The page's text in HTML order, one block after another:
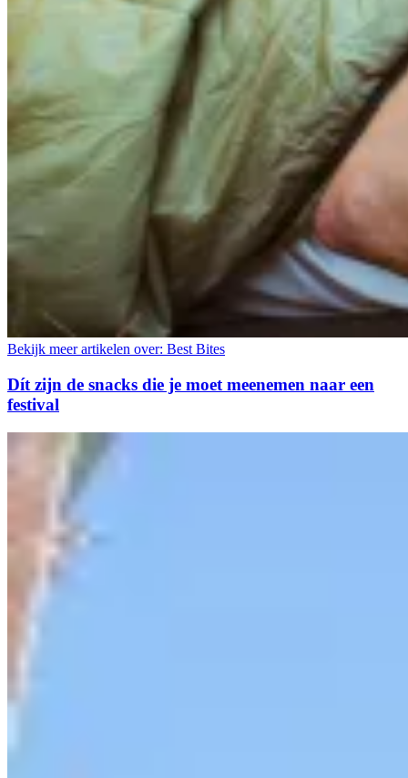
Bekijk meer artikelen over: Best Bites
Dít zijn de snacks die je moet meenemen naar een
festival